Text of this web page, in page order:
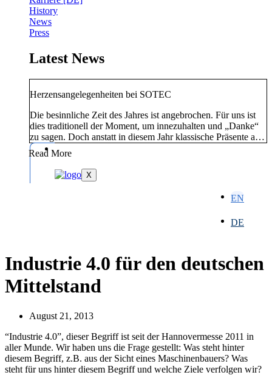
History
News
Press
Latest News
Herzensangelegenheiten bei SOTEC
Die besinnliche Zeit des Jahres ist angebrochen. Für uns ist
dies traditionell der Moment, um innezuhalten und „Danke“
zu sagen. Doch anstatt in diesem Jahr klassische Präsente an
unsere Kunden und Partner zu versenden, haben wir uns –
wie auch in der Vergangenheit – für einen Weg entschieden,
der direkt dort hilft, wo Unterstützung dringend benötigt
Read More
X
EN
DE
Industrie 4.0 für den deutschen
Mittelstand
August 21, 2013
“Industrie 4.0”, dieser Begriff ist seit der Hannovermesse 2011 in
aller Munde. Wir haben uns die Frage gestellt: Was steht hinter
diesem Begriff, z.B. aus der Sicht eines Maschinenbauers? Was
steht für uns hinter diesem Begriff und welche Ziele verfolgen wir?